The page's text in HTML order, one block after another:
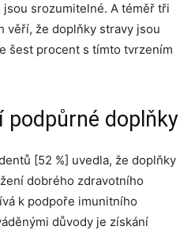
srozumitelné. A téměř tři
věří, že doplňky stravy jsou
šest procent s tímto tvrzením
podpůrné doplňky
[52 %] uvedla, že doplňky
dobrého zdravotního
k podpoře imunitního
důvody je získání